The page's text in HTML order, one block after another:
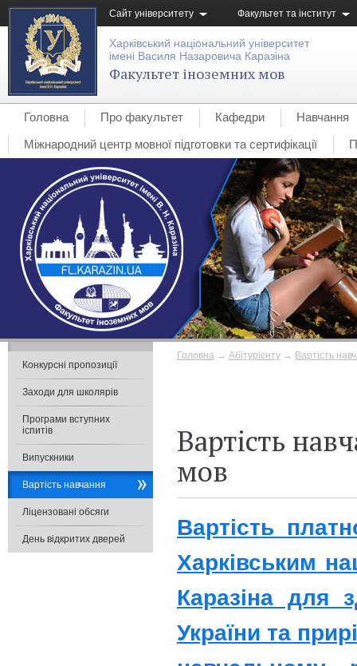
Сайт університету Факультет та інститут
Харківський національний університет
імені Василя Назаровича Каразіна
Факультет іноземних мов
Головна Про факультет Кафедри
Навчання
Міжнародний центр мовної підготовки та сертифікації
Головна → Абітурієнту → Вартість
Вартість
мов
Вартість
Харківським
Каразіна для
України та
Конкурсні пропозиції
Заходи для школярів
Програми вступних
іспитів
Випускники
Вартість навчання
Ліцензовані обсяги
День відкритих дверей